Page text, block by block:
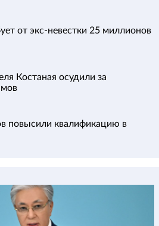
от экс-невестки 25 миллионов
Костаная осудили за
повысили квалификацию в